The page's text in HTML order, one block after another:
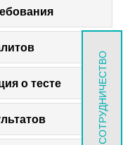
о тесте СОТРУДНИЧЕСТВО